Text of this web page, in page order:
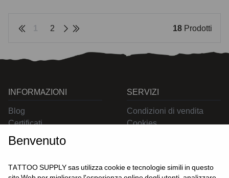
1 2 18 Prodotti
INFORMAZIONI
Blog
Certificati
Contatti
SERVIZI
Condizioni di vendita
Cookies
Benvenuto
TATTOO SUPPLY sas utilizza cookie e tecnologie simili in questo